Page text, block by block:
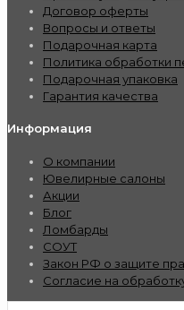
Договор оферты
Вопросы и ответы
Подарочная карта
Политика обработки
Подарочная упаковка
Гарантия качества
Информация
О компании
Ювелирные салоны
Акции
Блог
Ломбарды
СОУТ
Закон РФ о защите
Согласие на